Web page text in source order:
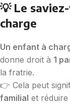
💡 Le
charge
Un enfant à
donne droit à 1
la fratrie.
👉 Cela peut
familial et réduire